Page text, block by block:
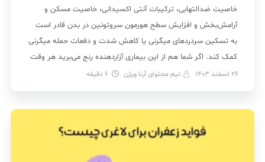
خاصیت ضدالتهابی، ترکیبات آنتی اکسیدانی، خاصیت مسکن و
آرامش‌بخش و افزایش سطح هورمون سروتونین در بدن قادر است
به تسکین سردردهای میگرنی یا کاهش شدت و دفعات حمله میگرنی
کمک کند. اگر شما هم از این بیماری آزاردهنده رنج می‌برید هر وقت
که […]
26 اسفند 1403 تیم محتوای آرنا ویژن 6 دقیقه